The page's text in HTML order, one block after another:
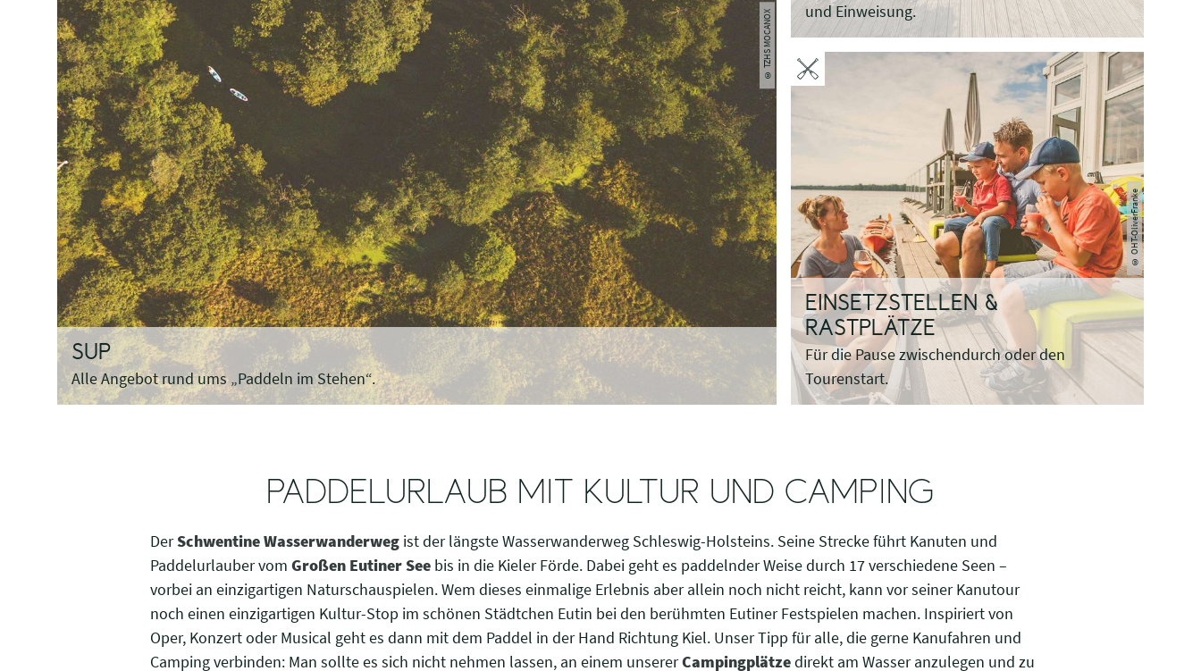
SUP
Alle Angebot rund ums „Paddeln im Stehen“.
© TZHS MOCANOX
und Einweisung.
EINSETZSTELLEN &
RASTPLÄTZE
Für die Pause zwischendurch oder den
Tourenstart.
© OHT-OliverFranke
PADDELURLAUB MIT KULTUR UND CAMPING
DerSchwentine Wasserwanderweg ist der längste Wasserwanderweg Schleswig-Holsteins. Seine Strecke führt Kanuten und
Paddelurlauber vom Großen Eutiner See bis in die Kieler Förde. Dabei geht es paddelnder Weise durch 17 verschiedene Seen –
vorbei an einzigartigen Naturschauspielen. Wem dieses einmalige Erlebnis aber allein noch nicht reicht, kann vor seiner Kanutour
noch einen einzigartigen Kultur-Stop im schönen Städtchen Eutin bei den berühmten Eutiner Festspielen machen. Inspiriert von
Oper, Konzert oder Musical geht es dann mit dem Paddel in der Hand Richtung Kiel. Unser Tipp für alle, die gerne Kanufahren und
Camping verbinden: Man sollte es sich nicht nehmen lassen, an einem unsererCampingplätzedirekt am Wasser anzulegen und zu